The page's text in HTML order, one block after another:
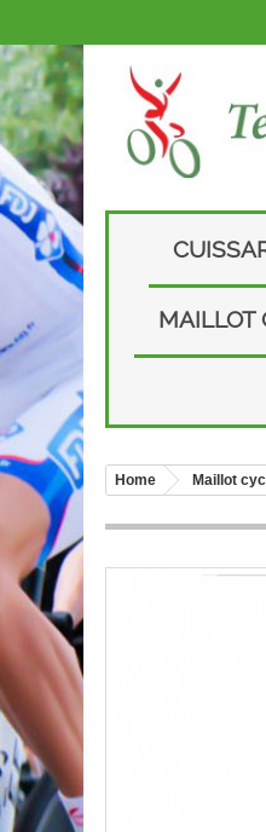
MAILLOT
Home Maillot